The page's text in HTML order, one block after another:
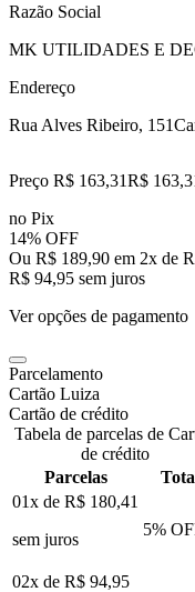
Razão Social
MK UTILIDADES E
Endereço
Rua Alves Ribeiro, 151
Preço R$ 163,31R$ 163,
no Pix
14% OFF
Ou R$ 189,90 em 2x de
R$ 94,95 sem juros
Ver opções de pagamento
Parcelamento
Cartão Luiza
Cartão de crédito
Tabela de parcelas de
de crédito
Parcelas
01x de R$ 180,41
sem juros
5%
02x de R$ 94,95